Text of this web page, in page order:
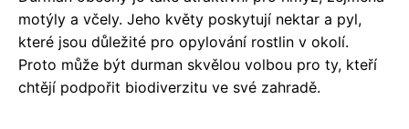
motýly a včely. Jeho květy poskytují nektar a pyl,
které jsou důležité pro opylování rostlin v okolí.
Proto může být durman skvělou volbou pro ty, kteří
chtějí podpořit biodiverzitu ve své zahradě.